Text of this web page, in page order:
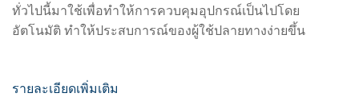
ทั่วไปนี้มาใช้เพื่อทำให้การควบคุมอุปกรณ์เป็นไปโดย
อัตโนมัติ ทำให้ประสบการณ์ของผู้ใช้ปลายทางง่ายขึ้น
รายละเอียดเพิ่มเติม